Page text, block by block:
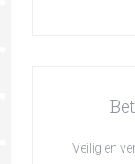
Veilig en